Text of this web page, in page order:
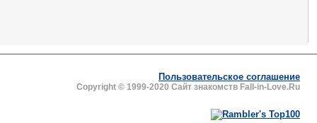
Пользовательское соглашение
Copyright © 1999-2020 Сайт знакомств Fall-in-Love.Ru